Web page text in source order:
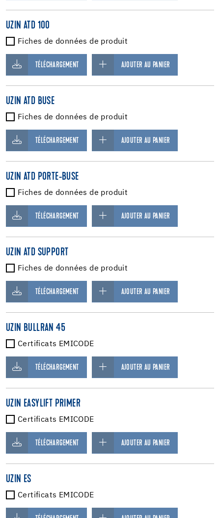
UZIN ATD 100
Fiches de données de produit
TÉLÉCHARGEMENT AJOUTER AU PANIER
UZIN ATD BUSE
Fiches de données de produit
TÉLÉCHARGEMENT AJOUTER AU PANIER
UZIN ATD PORTE-BUSE
Fiches de données de produit
TÉLÉCHARGEMENT AJOUTER AU PANIER
UZIN ATD SUPPORT
Fiches de données de produit
TÉLÉCHARGEMENT AJOUTER AU PANIER
UZIN BULLRAN 45
Certificats EMICODE
TÉLÉCHARGEMENT AJOUTER AU PANIER
UZIN EASYLIFT PRIMER
Certificats EMICODE
TÉLÉCHARGEMENT AJOUTER AU PANIER
UZIN ES
Certificats EMICODE